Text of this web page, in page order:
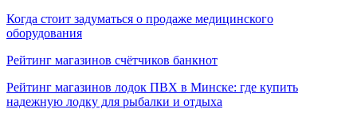
Когда стоит задуматься о продаже медицинского
оборудования
Рейтинг магазинов счётчиков банкнот
Рейтинг магазинов лодок ПВХ в Минске: где купить
надежную лодку для рыбалки и отдыха